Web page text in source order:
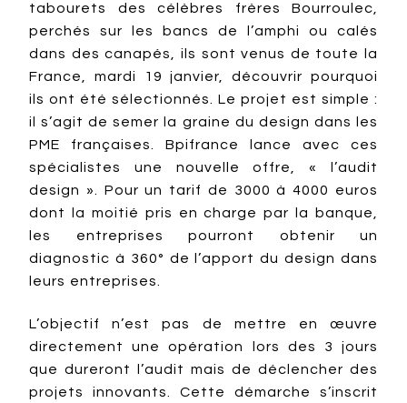
tabourets des célèbres frères Bourroulec,
perchés sur les bancs de l’amphi ou calés
dans des canapés, ils sont venus de toute la
France, mardi 19 janvier, découvrir pourquoi
ils ont été sélectionnés. Le projet est simple :
il s’agit de semer la graine du design dans les
PME françaises. Bpifrance lance avec ces
spécialistes une nouvelle offre, « l’audit
design ». Pour un tarif de 3000 à 4000 euros
dont la moitié pris en charge par la banque,
les entreprises pourront obtenir un
diagnostic à 360° de l’apport du design dans
leurs entreprises.
L’objectif n’est pas de mettre en œuvre
directement une opération lors des 3 jours
que dureront l’audit mais de déclencher des
projets innovants. Cette démarche s’inscrit